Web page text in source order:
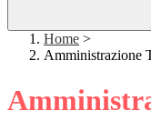
Home >
Amministrazione